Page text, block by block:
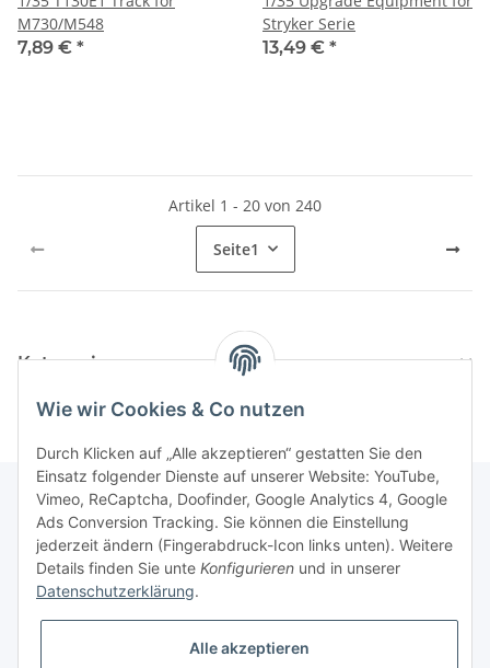
M730/M548
7,89 € *
Stryker Serie
13,49 € *
Artikel 1 - 20 von 240
Seite1
Kategorien
Informationen
Gesetzliche Informationen
Wie wir Cookies & Co nutzen
Durch Klicken auf „Alle akzeptieren“ gestatten Sie den
Einsatz folgender Dienste auf unserer Website: YouTube,
Vimeo, ReCaptcha, Doofinder, Google Analytics 4, Google
Ads Conversion Tracking. Sie können die Einstellung
jederzeit ändern (Fingerabdruck-Icon links unten). Weitere
Details finden Sie unte Konfigurieren und in unserer
Datenschutzerklärung.
Alle akzeptieren